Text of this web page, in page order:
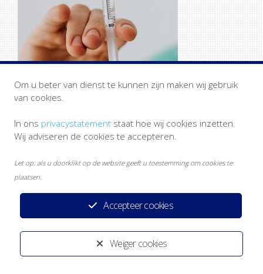
Privacystatement Disclaimer Heeft u een klacht?
Ontwikkeld door: Yardzorgsites.nl
Weiger cookies
Accepteer cookies
Om u beter van dienst te kunnen zijn maken wij gebruik
van cookies.
In ons privacystatement staat hoe wij cookies inzetten.
Wij adviseren de cookies te accepteren.
Let op: als u doorklikt op de website geeft u toestemming om cookies te
plaatsen.